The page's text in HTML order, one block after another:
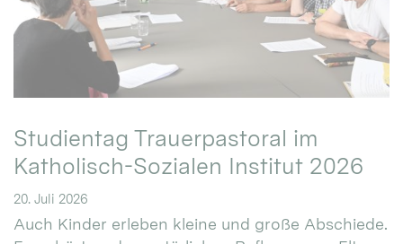
Studientag Trauerpastoral im
Katholisch-Sozialen Institut 2026
20. Juli 2026
Auch Kinder erleben kleine und große Abschiede.